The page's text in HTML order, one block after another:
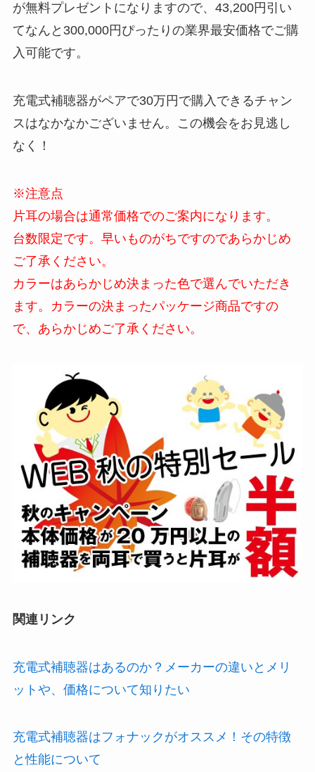
が無料プレゼントになりますので、43,200円引い
てなんと300,000円ぴったりの業界最安価格でご購
入可能です。
充電式補聴器がペアで30万円で購入できるチャン
スはなかなかございません。この機会をお見逃し
なく！
※注意点
片耳の場合は通常価格でのご案内になります。
台数限定です。早いものがちですのであらかじめ
ご了承ください。
カラーはあらかじめ決まった色で選んでいただき
ます。カラーの決まったパッケージ商品ですの
で、あらかじめご了承ください。
関連リンク
充電式補聴器はあるのか？メーカーの違いとメリ
ットや、価格について知りたい
充電式補聴器はフォナックがオススメ！その特徴
と性能について